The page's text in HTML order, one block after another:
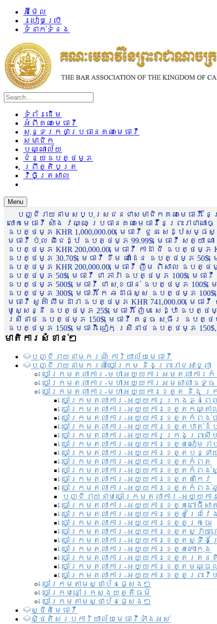
អ៊ីម៉ែល
របៀបប្រើ
ទំនាក់ទំនង
ទំព័រដើម
អំពីគណៈមេធាវី
សុន្ទរកថាប្រធានគណៈមេធាវី
សមាជិក
បណ្ណាល័យ
ជំនួយឧបត្ថម្ភ
ព្រឹត្តិបត្រ
វិចិត្រសាល
Menu
បញ្ជីរាយនាមសប្បុរសជនជាសមាជិកគណៈមេធាវី
លោកមេធាវី សាំង វណ្ណៈ ប្រធានគណៈមេធាវីនៃព្រះរា
ឧបត្ថម្ភ KHR 1,000,000.00, មេធាវី ជួន សេដ្ឋស
មេធាវី ប៉ុល ពិជេដ្ឋ ឧបត្ថម្ភ 99.99$, មេធាវី សត្យា ណ
ឧបត្ថម្ភ KHR 200,000.00, មេធាវី កាដា ជី ឧបត្ថម្ភ
ឧបត្ថម្ភ 30.70$, មេធាវី ខឹម ណាដែន ឧបត្ថម្ភ 50$,
ឧបត្ថម្ភ KHR 200,000.00, មេធាវី ញឹម ពិសាល ឧបត្ថ
ឧបត្ថម្ភ 50$, មេធាវី ជា ភារ៉ា ឧបត្ថម្ភ 100$, មេ
ឧបត្ថម្ភ 500$, មេធាវី ជា សុខចាន់ ឧបត្ថម្ភ
ឧបត្ថម្ភ 300$, មេធាវី កែ ឆដាផស្ស ឧបត្ថម្ភ
មេធាវី សួគ៌ា លឹមដារា ឧបត្ថម្ភ KHR 741,000.00, មេ
មូសេ្សន្នី ឧបត្ថម្ភ 25$, មេធាវី ញ៉ែម សេដ្ឋា ឧបត្ថ
ស្រីនាថ ឧបត្ថម្ភ 150$, មេធាវី គន្ធ សុធីរ ឧបត្ថម្ភ
ឧបត្ថម្ភ 150$, មេធាវី ជៀក ស្រីនាថ ឧបត្ថម្ភ 150$,
មាតិការសំខាន់ៗ
បញ្ជី​រាយ​នាមករណ៍ ការិយាល័យ​មេធាវី​
បញ្ជី​រាយ​នាមករណ៍​ចៅក្រម និងព្រះរាជអាជ្ញា
ចៅក្រមតុលាការ-មហាអយ្យការអមតុលាការ
ចៅក្រមតុលាការ-មហាអយ្យការអមសាលាឧទ្
ចៅក្រមតុលាការ-មហាអយ្យការខេត្ត និង ក្
ចៅក្រមតុលាការ-អយ្យការក្រុងភ្នំពេ
ចៅក្រមតុលាការ-អយ្យការខេត្តកណ្តា
ចៅក្រមតុលាការ-អយ្យការខេត្តកំពង់ច
ចៅក្រមតុលាការ-អយ្យការខេត្តបាត់ដំ
ចៅក្រមតុលាការ-អយ្យការ​ក្រុងព្រះសី
ចៅក្រមតុលាការ-អយ្យការខេត្តសៀមរា
ចៅក្រមតុលាការ-អយ្យការខេត្តបន្ទា
ចៅក្រមតុលាការ-អយ្យការខេត្តកំពត
ចៅក្រមតុលាការ-អយ្យការខេត្តកំពង់
ចៅក្រមតុលាការ-អយ្យការខេត្តតាកែវ
ចៅក្រមតុលាការ-អយ្យការខេត្តកំពង់
បញ្ជីរាយនាមចៅក្រមតុលាការ-អយ្យក
ចៅក្រមតុលាការ-អយ្យការខេត្តពោធិ៍សា
ចៅក្រមតុលាការ-អយ្យការខេត្តព្រៃវែ
ចៅក្រមតុលាការ-អយ្យការខេត្តក្រចេះ
ចៅក្រមតុលាការ-អយ្យការខេត្តស្វាយ
ចៅក្រមតុលាការ-អយ្យការខេត្តស្ទឹង
ចៅក្រមតុលាការ-អយ្យការខេត្តកោះកុង
ចៅក្រមតុលាការ-អយ្យការខេត្តរតន
ចៅក្រមតុលាការ-អយ្យការខេត្តមណ្
ចៅក្រមតុលាការ-អយ្យការខេត្តព្រះវិហ
ចៅក្រមតាមស្ថាប័នផ្សេងៗ
ចៅក្រមនៅក្រសួងយុត្តិធម៌
ចៅក្រមតាមស្ថាប័នផ្សេងៗ
ស្ថិតិមេធាវី
សិ្ថតិសរុបការិយាល័យមេធាវីទាំងអស់​